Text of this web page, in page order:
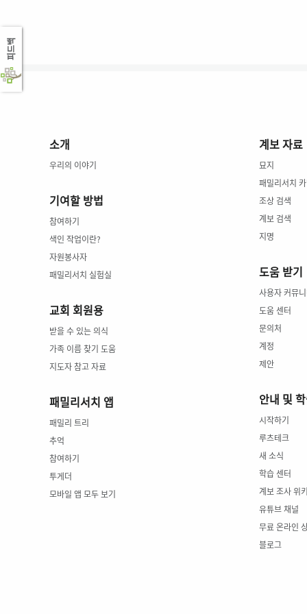
소개
우리의 이야기
기여할 방법
참여하기
색인 작업이란?
자원봉사자
패밀리서치 실험실
교회 회원용
받을 수 있는 의식
가족 이름 찾기 도움
지도자 참고 자료
패밀리서치 앱
패밀리 트리
추억
참여하기
투게더
모바일 앱 모두 보기
계보 자료
묘지
패밀리서치
조상 검색
계보 검색
지명
도움 받기
사용자 커뮤
도움 센터
문의처
계정
제안
안내 및
시작하기
루츠테크
새 소식
학습 센터
계보 조사 위키
유튜브 채널
무료 온라인
블로그
피드백